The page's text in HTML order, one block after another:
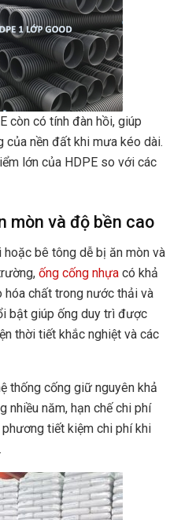
còn có tính đàn hồi, giúp
nền đất khi mưa kéo dài.
lớn của HDPE so với các
mòn và độ bền cao
bê tông dễ bị ăn mòn và
ống cống nhựa có khả
chất trong nước thải và
bật giúp ống duy trì được
thời tiết khắc nghiệt và các
thống cống giữ nguyên khả
nhiều năm, hạn chế chi phí
tiết kiệm chi phí khi